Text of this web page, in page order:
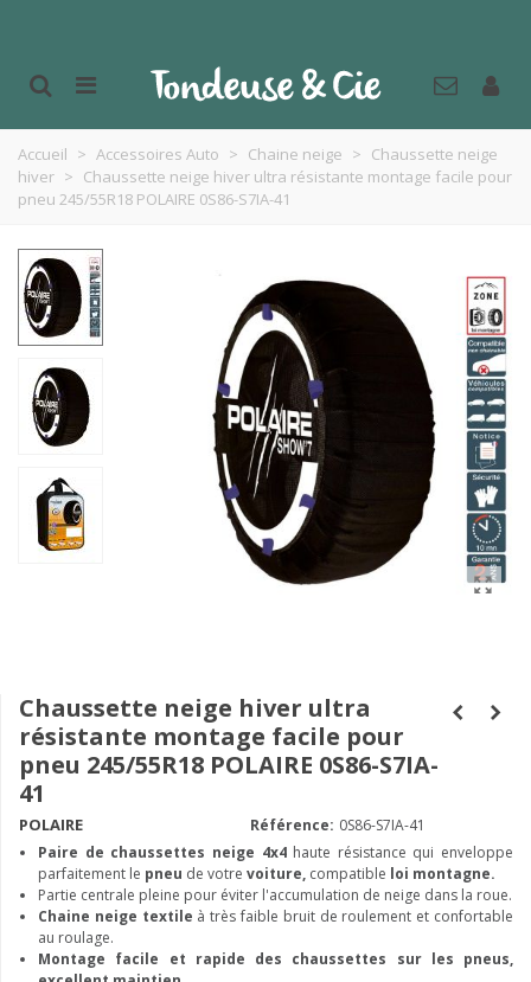
Accueil > Accessoires Auto > Chaine neige > Chaussette neige
hiver > Chaussette neige hiver ultra résistante montage facile pour
pneu 245/55R18 POLAIRE 0S86-S7IA-41
Chaussette neige hiver ultra
résistante montage facile pour
pneu 245/55R18 POLAIRE 0S86-S7IA-
41
POLAIRE Référence: 0S86-S7IA-41
Paire de chaussettes neige 4x4haute résistance qui enveloppe
parfaitement le pneu de votre voiture, compatible loi montagne.
Partie centrale pleine pour éviter l'accumulation de neige dans la roue.
Chaine neige textile à très faible bruit de roulement et confortable
au roulage.
Montage facile et rapide des chaussettes sur les pneus,